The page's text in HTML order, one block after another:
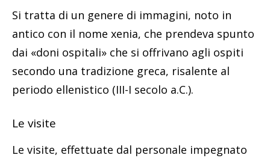
Si tratta di un genere di immagini, noto in
antico con il nome xenia, che prendeva spunto
dai «doni ospitali» che si offrivano agli ospiti
secondo una tradizione greca, risalente al
periodo ellenistico (III-I secolo a.C.).
Le visite
Le visite, effettuate dal personale impegnato